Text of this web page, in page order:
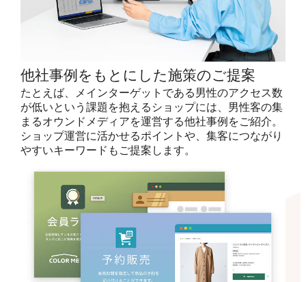
他社事例をもとにした施策のご提案
たとえば、メインターゲットである男性のアクセス数
が低いという課題を抱えるショップには、男性客の集
まるオウンドメディアを運営する他社事例をご紹介。
ショップ運営に活かせるポイントや、集客につながり
やすいキーワードもご提案します。